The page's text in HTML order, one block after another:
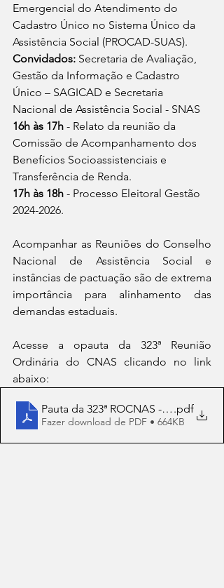
Emergencial do Atendimento do
Cadastro Único no Sistema Único da
Assistência Social (PROCAD-SUAS).
Convidados: Secretaria de Avaliação,
Gestão da Informação e Cadastro
Único – SAGICAD e Secretaria
Nacional de Assistência Social - SNAS
16h às 17h - Relato da reunião da
Comissão de Acompanhamento dos
Benefícios Socioassistenciais e
Transferência de Renda.
17h às 18h - Processo Eleitoral Gestão
2024-2026.
Acompanhar as Reuniões do Conselho
Nacional de Assistência Social e
instâncias de pactuação são de extrema
importância para alinhamento das
demandas estaduais.
Acesse a opauta da 323ª Reunião
Ordinária do CNAS clicando no link
abaixo:
Pauta da 323ª ROCNAS - novembro
.pdf
Fazer download de PDF • 664KB